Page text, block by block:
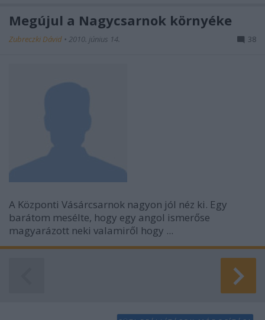
Megújul a Nagycsarnok környéke
Zubreczki Dávid • 2010. június 14. 38
A Központi Vásárcsarnok nagyon jól néz ki. Egy
barátom mesélte, hogy egy angol ismerőse
magyarázott neki valamiről hogy ...